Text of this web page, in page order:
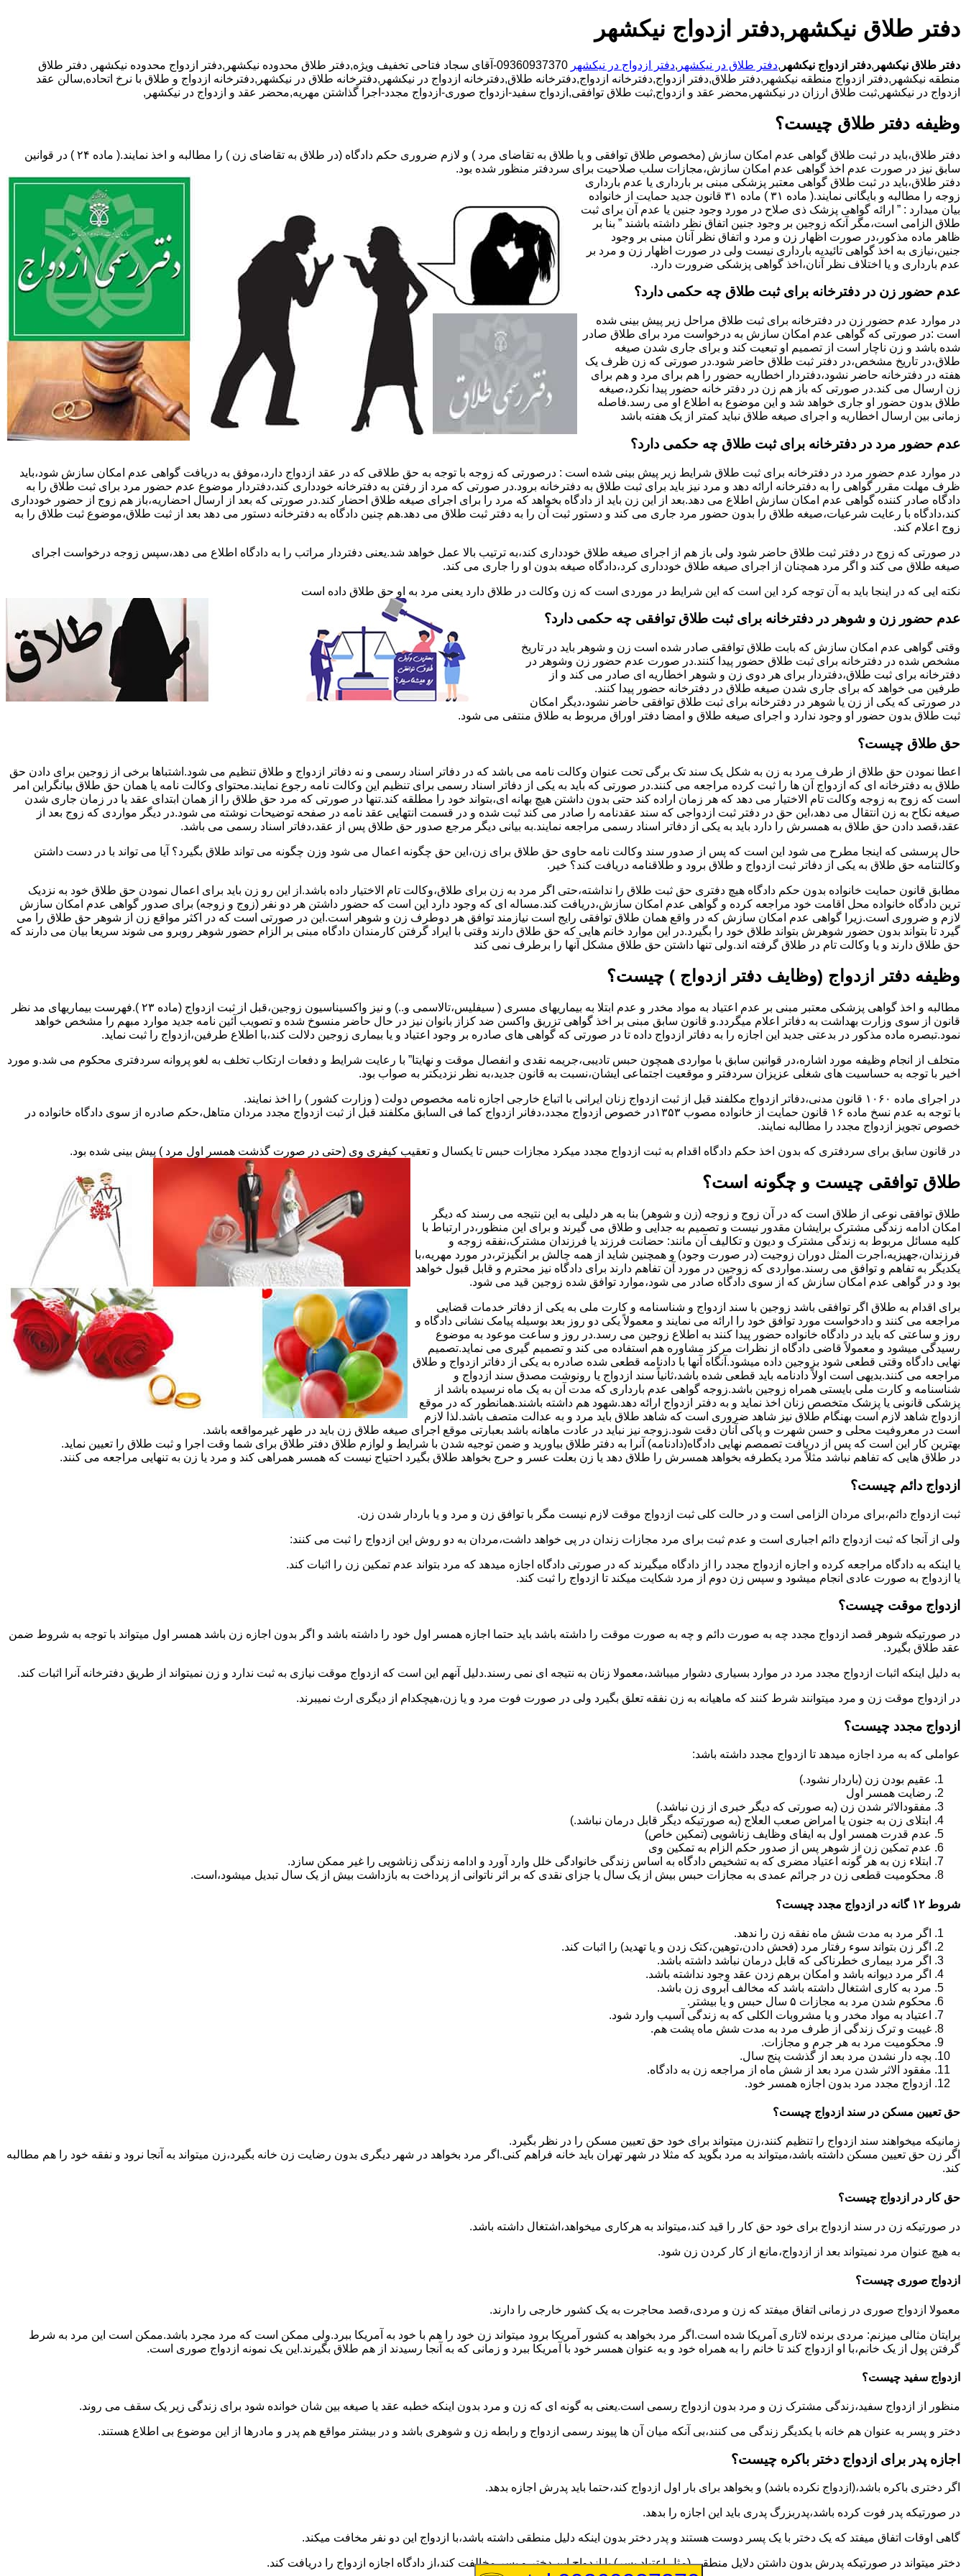
دفتر طلاق نیکشهر,دفتر ازدواج نیکشهر
دفتر طلاق نیکشهر ,دفتر ازدواج نیکشهر ,دفتر طلاق در نیکشهر ,دفتر ازدواج در نیکشهر
دفتر طلاق
منطقه نیکشهر,دفتر ازدواج منطقه نیکشهر,دفتر طلاق,دفتر ازدواج,دفترخانه ازدواج,دفترخانه طلاق,دفترخانه ازدواج در نیکشهر,دفترخانه طلاق در نیکشهر,دفترخانه ازدواج و طلاق با نرخ اتحاده,سالن عقد
ازدواج در نیکشهر,ثبت طلاق ارزان در نیکشهر,محضر عقد و ازدواج,ثبت طلاق توافقی,ازدواج سفید-ازدواج صوری-ازدواج مجدد-اجرا گذاشتن مهریه,محضر عقد و ازدواج در نیکشهر,
وظیفه دفتر طلاق چیست؟
دفتر طلاق،باید در ثبت طلاق گواهی عدم امکان سازش (مخصوص طلاق توافقی و یا طلاق به تقاضای مرد ) و لازم ضروری حکم دادگاه (در طلاق به تقاضای زن ) را مطالبه و اخذ نمایند.( ماده ۲۴ ) در قوانین
سابق نیز در صورت عدم اخذ گواهی عدم امکان سازش،مجازات سلب صلاحیت برای سردفتر منظور شده بود.
دفتر طلاق،باید در ثبت طلاق گواهی معتبر پزشکی مبنی بر بارداری یا عدم بارداری
زوجه را مطالبه و بایگانی نمایند.( ماده ۳۱ ) ماده ۳۱ قانون جدید حمایت از خانواده
بیان میدارد : ” ارائه گواهی پزشک ذی صلاح در مورد وجود جنین یا عدم آن برای ثبت
طلاق الزامی است،مگر آنکه زوجین بر وجود جنین اتفاق نظر داشته باشند ” بنا بر
ظاهر ماده مذکور،در صورت اظهار زن و مرد و اتفاق نظر آنان مبنی بر وجود
جنین،نیازی به اخذ گواهی تائیدیه بارداری نیست ولی در صورت اظهار زن و مرد بر
عدم بارداری و یا اختلاف نظر آنان،اخذ گواهی پزشکی ضرورت دارد.
عدم حضور زن در دفترخانه برای ثبت طلاق چه حکمی دارد؟
در موارد عدم حضور زن در دفترخانه برای ثبت طلاق مراحل زیر پیش بینی شده
است :در صورتی که گواهی عدم امکان سازش به درخواست مرد برای طلاق صادر
شده باشد و زن ناچار است از تصمیم او تبعیت کند و برای جاری شدن صیغه
طلاق،در تاریخ مشخص،در دفتر ثبت طلاق حاضر شود.در صورتی که زن ظرف یک
هفته در دفترخانه حاضر نشود،دفتردار اخطاریه حضور را هم برای مرد و هم برای
زن ارسال می کند.در صورتی که باز هم زن در دفتر خانه حضور پیدا نکرد،صیغه
طلاق بدون حضور او جاری خواهد شد و این موضوع به اطلاع او می رسد.فاصله
زمانی بین ارسال اخطاریه و اجرای صیغه طلاق نباید کمتر از یک هفته باشد
عدم حضور مرد در دفترخانه برای ثبت طلاق چه حکمی دارد؟
در موارد عدم حضور مرد در دفترخانه برای ثبت طلاق شرایط زیر پیش بینی شده است : درصورتی که زوجه با توجه به حق طلاقی که در عقد ازدواج دارد،موفق به دریافت گواهی عدم امکان سازش شود،باید
ظرف مهلت مقرر گواهی را به دفترخانه ارائه دهد و مرد نیز باید برای ثبت طلاق به دفترخانه برود.در صورتی که مرد از رفتن به دفترخانه خودداری کند،دفتردار موضوع عدم حضور مرد برای ثبت طلاق را به
دادگاه صادر کننده گواهی عدم امکان سازش اطلاع می دهد.بعد از این زن باید از دادگاه بخواهد که مرد را برای اجرای صیغه طلاق احضار کند.در صورتی که بعد از ارسال احضاریه،باز هم زوج از حضور خودداری
کند،دادگاه با رعایت شرعیات،صیغه طلاق را بدون حضور مرد جاری می کند و دستور ثبت آن را به دفتر ثبت طلاق می دهد.هم چنین دادگاه به دفترخانه دستور می دهد بعد از ثبت طلاق،موضوع ثبت طلاق را به
زوج اعلام کند.
در صورتی که زوج در دفتر ثبت طلاق حاضر شود ولی باز هم از اجرای صیغه طلاق خودداری کند،به ترتیب بالا عمل خواهد شد.یعنی دفتردار مراتب را به دادگاه اطلاع می دهد،سپس زوجه درخواست اجرای
صیغه طلاق می کند و اگر مرد همچنان از اجرای صیغه طلاق خودداری کرد،دادگاه صیغه بدون او را جاری می کند.
نکته ایی که در اینجا باید به آن توجه کرد این است که این شرایط در موردی است که زن وکالت در طلاق دارد یعنی مرد به او حق طلاق داده است
عدم حضور زن و شوهر در دفترخانه برای ثبت طلاق توافقی چه حکمی دارد؟
وقتی گواهی عدم امکان سازش که بابت طلاق توافقی صادر شده است زن و شوهر باید در تاریخ
مشخص شده در دفترخانه برای ثبت طلاق حضور پیدا کنند.در صورت عدم حضور زن وشوهر در
دفترخانه برای ثبت طلاق،دفتردار برای هر دوی زن و شوهر اخطاریه ای صادر می کند و از
طرفین می خواهد که برای جاری شدن صیغه طلاق در دفترخانه حضور پیدا کنند.
در صورتی که یکی از زن یا شوهر در دفترخانه برای ثبت طلاق توافقی حاضر نشود،دیگر امکان
ثبت طلاق بدون حضور او وجود ندارد و اجرای صیغه طلاق و امضا دفتر اوراق مربوط به طلاق منتفی می شود.
حق طلاق چیست؟
اعطا نمودن حق طلاق از طرف مرد به زن به شکل یک سند تک برگی تحت عنوان وکالت نامه می باشد که در دفاتر اسناد رسمی و نه دفاتر ازدواج و طلاق تنظیم می شود.اشتباها برخی از زوجین برای دادن حق
طلاق به دفترخانه ای که ازدواج آن ها را ثبت کرده مراجعه می کنند.در صورتی که باید به یکی از دفاتر اسناد رسمی برای تنظیم این وکالت نامه رجوع نمایند.محتوای وکالت نامه یا همان حق طلاق بیانگراین امر
است که زوج به زوجه وکالت تام الاختیار می دهد که هر زمان اراده کند حتی بدون داشتن هیچ بهانه ای،بتواند خود را مطلقه کند.تنها در صورتی که مرد حق طلاق را از همان ابتدای عقد یا در زمان جاری شدن
صیغه نکاح به زن انتقال می دهد،این حق در دفتر ثبت ازدواجی که سند عقدنامه را صادر می کند ثبت شده و در قسمت انتهایی عقد نامه در صفحه توضیحات نوشته می شود.در دیگر مواردی که زوج بعد از
عقد،قصد دادن حق طلاق به همسرش را دارد باید به یکی از دفاتر اسناد رسمی مراجعه نمایند.به بیانی دیگر مرجع صدور حق طلاق پس از عقد،دفاتر اسناد رسمی می باشد.
حال پرسشی که اینجا مطرح می شود این است که پس از صدور سند وکالت نامه حاوی حق طلاق برای زن،این حق چگونه اعمال می شود وزن چگونه می تواند طلاق بگیرد؟ آیا می تواند با در دست داشتن
وکالتنامه حق طلاق به یکی از دفاتر ثبت ازدواج و طلاق برود و طلاقنامه دریافت کند؟ خیر.
مطابق قانون حمایت خانواده بدون حکم دادگاه هیچ دفتری حق ثبت طلاق را نداشته،حتی اگر مرد به زن برای طلاق،وکالت تام الاختیار داده باشد.از این رو زن باید برای اعمال نمودن حق طلاق خود به نزدیک
ترین دادگاه خانواده محل اقامت خود مراجعه کرده و گواهی عدم امکان سازش،دریافت کند.مساله ای که وجود دارد این است که حضور داشتن هر دو نفر (زوج و زوجه) برای صدور گواهی عدم امکان سازش
لازم و ضروری است.زیرا گواهی عدم امکان سازش که در واقع همان طلاق توافقی رایج است نیازمند توافق هر دوطرف زن و شوهر است.این در صورتی است که در اکثر مواقع زن از شوهر حق طلاق را می
گیرد تا بتواند بدون حضور شوهرش بتواند طلاق خود را بگیرد.در این موارد خانم هایی که حق طلاق دارند وقتی با ایراد گرفتن کارمندان دادگاه مبنی بر الزام حضور شوهر روبرو می شوند سریعا بیان می دارند که
حق طلاق دارند و یا وکالت تام در طلاق گرفته اند.ولی تنها داشتن حق طلاق مشکل آنها را برطرف نمی کند
وظیفه دفتر ازدواج (وظایف دفتر ازدواج ) چیست؟
مطالبه و اخذ گواهی پزشکی معتبر مبنی بر عدم اعتیاد به مواد مخدر و عدم ابتلا به بیماریهای مسری ( سیفلیس،تالاسمی و..) و نیز واکسیناسیون زوجین،قبل از ثبت ازدواج (ماده ۲۳ ).فهرست بیماریهای مد نظر
قانون از سوی وزارت بهداشت به دفاتر اعلام میگردد.و قانون سابق مبنی بر اخذ گواهی تزریق واکسن ضد کزاز بانوان نیز در حال حاضر منسوخ شده و تصویب آئین نامه جدید موارد مبهم را مشخص خواهد
نمود.تبصره ماده مذکور در بدعتی جدید این اجازه را به دفاتر ازدواج داده تا در صورتی که گواهی های صادره بر وجود اعتیاد و یا بیماری زوجین دلالت کند،با اطلاع طرفین،ازدواج را ثبت نماید.
متخلف از انجام وظیفه مورد اشاره،در قوانین سابق با مواردی همچون حبس تادیبی،جریمه نقدی و انفصال موقت و نهایتا” با رعایت شرایط و دفعات ارتکاب تخلف به لغو پروانه سردفتری محکوم می شد.و مورد
اخیر با توجه به حساسیت های شغلی عزیزان سردفتر و موقعیت اجتماعی ایشان،نسبت به قانون جدید،به نظر نزدیکتر به صواب بود.
در اجرای ماده ۱۰۶۰ قانون مدنی،دفاتر ازدواج مکلفند قبل از ثبت ازدواج زنان ایرانی با اتباع خارجی اجازه نامه مخصوص دولت ( وزارت کشور ) را اخذ نمایند.
با توجه به عدم نسخ ماده ۱۶ قانون حمایت از خانواده مصوب ۱۳۵۳در خصوص ازدواج مجدد،دفانر ازدواج کما فی السابق مکلفند قبل از ثبت ازدواج مجدد مردان متاهل،حکم صادره از سوی دادگاه خانواده در
خصوص تجویز ازدواج مجدد را مطالبه نمایند.
در قانون سابق برای سردفتری که بدون اخذ حکم دادگاه اقدام به ثبت ازدواج مجدد میکرد مجازات حبس تا یکسال و تعقیب کیفری وی (حتی در صورت گذشت همسر اول مرد ) پیش بینی شده بود.
طلاق توافقی چیست و چگونه است؟
طلاق توافقی نوعی از طلاق است که در آن زوج و زوجه (زن و شوهر) بنا به هر دلیلی به این نتیجه می رسند که دیگر
امکان ادامه زندگی مشترک برایشان مقدور نیست و تصمیم به جدایی و طلاق می گیرند و برای این منظور،در ارتباط با
کلیه مسائل مربوط به زندگی مشترک و دیون و تکالیف آن مانند: حضانت فرزند یا فرزندان مشترک،نفقه زوجه و
فرزندان،جهیزیه،اجرت المثل دوران زوجیت (در صورت وجود) و همچنین شاید از همه چالش بر انگیزتر،در مورد مهریه،با
یکدیگر به تفاهم و توافق می رسند.مواردی که زوجین در مورد آن تفاهم دارند برای دادگاه نیز محترم و قابل قبول خواهد
بود و در گواهی عدم امکان سازش که از سوی دادگاه صادر می شود،موارد توافق شده زوجین قید می شود.
برای اقدام به طلاق اگر توافقی باشد زوجین با سند ازدواج و شناسنامه و کارت ملی به یکی از دفاتر خدمات قضایی
مراجعه می کنند و دادخواست مورد توافق خود را ارائه می نمایند و معمولاً یکی دو روز بعد بوسیله پیامک نشانی دادگاه و
روز و ساعتی که باید در دادگاه خانواده حضور پیدا کنند به اطلاع زوجین می رسد.در روز و ساعت موعود به موضوع
رسیدگی میشود و معمولاً قاضی دادگاه از نظرات مرکز مشاوره هم استفاده می کند و تصمیم گیری می نماید.تصمیم
نهایی دادگاه وقتی قطعی شود بزوجین داده میشود.آنگاه آنها با دادنامه قطعی شده صادره به یکی از دفاتر ازدواج و طلاق
مراجعه می کنند.بدیهی است اولاً دادنامه باید قطعی شده باشد،ثانیاً سند ازدواج یا رونوشت مصدق سند ازدواج و
شناسنامه و کارت ملی بایستی همراه زوجین باشد.زوجه گواهی عدم بارداری که مدت آن به یک ماه نرسیده باشد از
پزشکی قانونی یا پزشک متخصص زنان اخذ نماید و به دفتر ازدواج ارائه دهد.شهود هم داشته باشند.همانطور که در موقع
ازدواج شاهد لازم است بهنگام طلاق نیز شاهد ضروری است که شاهد طلاق باید مرد و به عدالت متصف باشد.لذا لازم
است در معروفیت محلی و حسن شهرت و پاکی آنان دقت شود.زوجه نیز نباید در عادت ماهانه باشد بعبارتی موقع اجرای صیغه طلاق زن باید در طهر غیرمواقعه باشد.
بهترین کار این است که پس از دریافت تصمصم نهایی دادگاه(دادنامه) آنرا به دفتر طلاق بیاورید و ضمن توجیه شدن با شرایط و لوازم طلاق دفتر طلاق برای شما وقت اجرا و ثبت طلاق را تعیین نماید.
در طلاق هایی که تفاهم نباشد مثلاً مرد یکطرفه بخواهد همسرش را طلاق دهد یا زن بعلت عسر و حرج بخواهد طلاق بگیرد احتیاج نیست که همسر همراهی کند و مرد یا زن به تنهایی مراجعه می کنند.
ازدواج دائم چیست؟
ثبت ازدواج دائم،برای مردان الزامی است و در حالت کلی ثبت ازدواج موقت لازم نیست مگر با توافق زن و مرد و یا باردار شدن زن.
ولی از آنجا که ثبت ازدواج دائم اجباری است و عدم ثبت برای مرد مجازات زندان در پی خواهد داشت،مردان به دو روش این ازدواج را ثبت می کنند:
یا اینکه به دادگاه مراجعه کرده و اجازه ازدواج مجدد را از دادگاه میگیرند که در صورتی دادگاه اجازه میدهد که مرد بتواند عدم تمکین زن را اثبات کند.
یا ازدواج به صورت عادی انجام میشود و سپس زن دوم از مرد شکایت میکند تا ازدواج را ثبت کند.
ازدواج موقت چیست؟
در صورتیکه شوهر قصد ازدواج مجدد چه به صورت دائم و چه به صورت موقت را داشته باشد باید حتما اجازه همسر اول خود را داشته باشد و اگر بدون اجازه زن باشد همسر اول میتواند با توجه به شروط ضمن
عقد طلاق بگیرد.
به دلیل اینکه اثبات ازدواج مجدد مرد در موارد بسیاری دشوار میباشد،معمولا زنان به نتیجه ای نمی رسند.دلیل آنهم این است که ازدواج موقت نیازی به ثبت ندارد و زن نمیتواند از طریق دفترخانه آنرا اثبات کند.
در ازدواج موقت زن و مرد میتوانند شرط کنند که ماهیانه به زن نفقه تعلق بگیرد ولی در صورت فوت مرد و یا زن،هیچکدام از دیگری ارث نمیبرند.
ازدواج مجدد چیست؟
عواملی که به مرد اجازه میدهد تا ازدواج مجدد داشته باشد:
عقیم بودن زن (باردار نشود.)
رضایت همسر اول
مفقودالاثر شدن زن (به صورتی که دیگر خبری از زن نباشد.)
ابتلای زن به جنون یا امراض صعب العلاج (به صورتیکه دیگر قابل درمان نباشد.)
عدم قدرت همسر اول به ایفای وظایف زناشویی (تمکین خاص)
عدم تمکین زن از شوهر پس از صدور حکم الزام به تمکین وی
ابتلاء زن به هر گونه اعتیاد مضری که به تشخیص دادگاه به اساس زندگی خانوادگی خلل وارد آورد و ادامه زندگی زناشویی را غیر ممکن سازد.
محکومیت قطعی زن در جرائم عمدی به مجازات حبس بیش از یک سال یا جزای نقدی که بر اثر ناتوانی از پرداخت به بازداشت بیش از یک سال تبدیل می‎شود،است.
شروط ۱۲ گانه در ازدواج مجدد چیست؟
اگر مرد به مدت شش ماه نفقه زن را ندهد.
اگر زن بتواند سوء رفتار مرد (فحش دادن،توهین،کتک زدن و یا تهدید) را اثبات کند.
اگر مرد بیماری خطرناکی که قابل درمان نباشد داشته باشد.
اگر مرد دیوانه باشد و امکان برهم زدن عقد وجود نداشته باشد.
مرد به کاری اشتغال داشته باشد که مخالف آبروی زن باشد.
محکوم شدن مرد به مجازات ۵ سال حبس و یا بیشتر.
اعتیاد به مواد مخدر و یا مشروبات الکلی که به زندگی آسیب وارد شود.
غیبت و ترک زندگی از طرف مرد به مدت شش ماه پشت هم.
محکومیت مرد به هر جرم و مجازات.
بچه دار نشدن مرد بعد از گذشت پنج سال.
مفقود الاثر شدن مرد بعد از شش ماه از مراجعه زن به دادگاه.
ازدواج مجدد مرد بدون اجازه همسر خود.
حق تعیین مسکن در سند ازدواج چیست؟
زمانیکه میخواهند سند ازدواج را تنظیم کنند،زن میتواند برای خود حق تعیین مسکن را در نظر بگیرد.
اگر زن حق تعیین مسکن داشته باشد،میتواند به مرد بگوید که مثلا در شهر تهران باید خانه فراهم کنی.اگر مرد بخواهد در شهر دیگری بدون رضایت زن خانه بگیرد،زن میتواند به آنجا نرود و نفقه خود را هم مطالبه
کند.
حق کار در ازدواج چیست؟
در صورتیکه زن در سند ازدواج برای خود حق کار را قید کند،میتواند به هرکاری میخواهد،اشتغال داشته باشد.
به هیچ عنوان مرد نمیتواند بعد از ازدواج،مانع از کار کردن زن شود.
ازدواج صوری چیست؟
معمولا ازدواج صوری در زمانی اتفاق میفتد که زن و مردی،قصد محاجرت به یک کشور خارجی را دارند.
برایتان مثالی میزنم: مردی برنده لاتاری آمریکا شده است.اگر مرد بخواهد به کشور آمریکا برود میتواند زن خود را هم با خود به آمریکا ببرد.ولی ممکن است که مرد مجرد باشد.ممکن است این مرد به شرط
گرفتن پول از یک خانم،با او ازدواج کند تا خانم را به همراه خود و به عنوان همسر خود با آمریکا ببرد و زمانی که به آنجا رسیدند از هم طلاق بگیرند.این یک نمونه ازدواج صوری است.
ازدواج سفید چیست؟
منظور از ازدواج سفید،زندگی مشترک زن و مرد بدون ازدواج رسمی است.یعنی به گونه ای که زن و مرد بدون اینکه خطبه عقد یا صیغه بین شان خوانده شود برای زندگی زیر یک سقف می روند.
دختر و پسر به عنوان هم خانه با یکدیگر زندگی می کنند،بی آنکه میان آن ها پیوند رسمی ازدواج و رابطه زن و شوهری باشد و در بیشتر مواقع هم پدر و مادرها از این موضوع بی اطلاع هستند.
اجازه پدر برای ازدواج دختر باکره چیست؟
اگر دختری باکره باشد،(ازدواج نکرده باشد) و بخواهد برای بار اول ازدواج کند،حتما باید پدرش اجازه بدهد.
در صورتیکه پدر فوت کرده باشد،پدربزرگ پدری باید این اجازه را بدهد.
گاهی اوقات اتفاق میفتد که یک دختر با یک پسر دوست هستند و پدر دختر بدون اینکه دلیل منطقی داشته باشد،با ازدواج این دو نفر مخافت میکند.
دختر میتواند در صورتیکه پدرش بدون داشتن دلایل منطقی (مثل اعتیاد پسر) با ازدواج این دختر و پسر مخالفت کند،از دادگاه اجازه ازدواج را دریافت کند.